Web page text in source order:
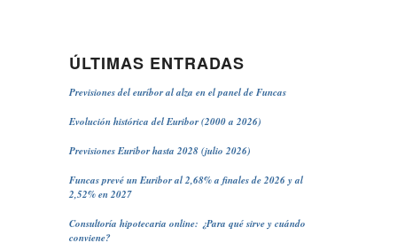
ÚLTIMAS ENTRADAS
Previsiones del euríbor al alza en el panel de Funcas
Evolución histórica del Euribor (2000 a 2026)
Previsiones Euribor hasta 2028 (julio 2026)
Funcas prevé un Euribor al 2,68% a finales de 2026 y al
2,52% en 2027
Consultoría hipotecaria online: ¿Para qué sirve y cuándo
conviene?